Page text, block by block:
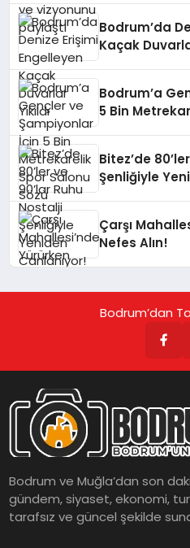
Bodrum’da
Kaçak
Bodrum’a
5 Bin
Bitez’de
Şenliğiyle
Çarşı
Nefes Alın!
Bodrum’dan
Bodrum ve Muğla’dan son
gündem, siyaset, ekonomi,
tarafsız ve güncel şekilde